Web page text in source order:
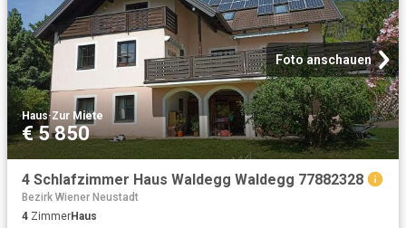
Foto anschauen
Haus·Zur Miete
€ 5 850
4 Schlafzimmer Haus Waldegg Waldegg 77882328
Bezirk Wiener Neustadt
4 ZimmerHaus